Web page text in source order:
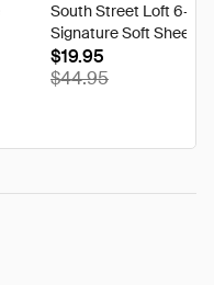
South Street Loft 6-
Signature Soft Sheet
$19.95
$44.95